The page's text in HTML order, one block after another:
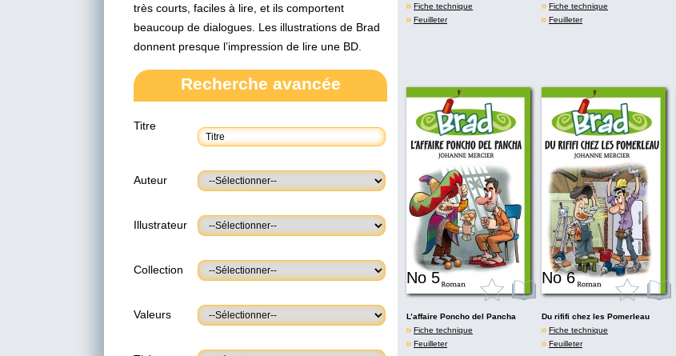
très courts, faciles à lire, et ils comportent
beaucoup de dialogues. Les illustrations de Brad
donnent presque l’impression de lire une BD.
Recherche avancée
Titre
Auteur
Illustrateur
Collection
Valeurs
Fiche technique
Feuilleter
Fiche technique
Feuilleter
No 5
L’affaire Poncho del Pancha
Fiche technique
Feuilleter
No 6
Du rififi chez les Pomerleau
Fiche technique
Feuilleter